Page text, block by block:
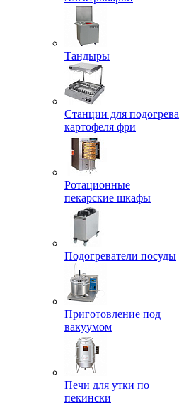
Тандыры
Станции для подогрева
картофеля фри
Ротационные
пекарские шкафы
Подогреватели посуды
Приготовление под
вакуумом
Печи для утки по
пекински